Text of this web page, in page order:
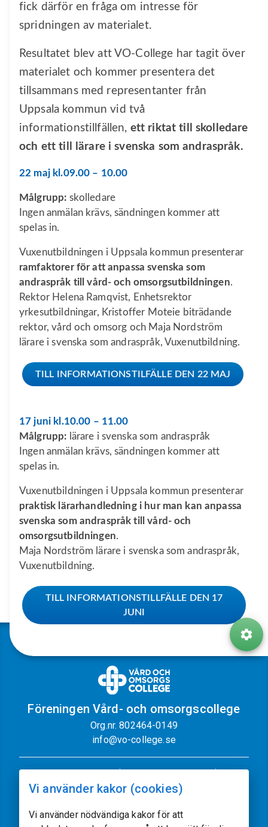
fick därför en fråga om intresse för
spridningen av materialet.
Resultatet blev att VO-College har tagit över
materialet och kommer presentera det
tillsammans med representanter från
Uppsala kommun vid två
informationstillfällen, ett riktat till skolledare
och ett till lärare i svenska som andraspråk.
22 maj kl.09.00 – 10.00
Målgrupp: skolledare
Ingen anmälan krävs, sändningen kommer att
spelas in.
Vuxenutbildningen i Uppsala kommun presenterar
ramfaktorer för att anpassa svenska som
andraspråk till vård- och omsorgsutbildningen.
Rektor Helena Ramqvist, Enhetsrektor
yrkesutbildningar, Kristoffer Moteie biträdande
rektor, vård och omsorg och Maja Nordström
lärare i svenska som andraspråk, Vuxenutbildning.
TILL INFORMATIONSTILFÄLLE DEN 22 MAJ
17 juni kl.10.00 – 11.00
Målgrupp: lärare i svenska som andraspråk
Ingen anmälan krävs, sändningen kommer att
spelas in.
Vuxenutbildningen i Uppsala kommun presenterar
praktisk lärarhandledning i hur man kan anpassa
svenska som andraspråk till vård- och
omsorgsutbildningen.
Maja Nordström lärare i svenska som andraspråk,
Vuxenutbildning.
TILL INFORMATIONSTILLFÄLLE DEN 17
JUNI
Föreningen Vård- och omsorgscollege
Org.nr. 802464-0149
info@vo-college.se
Sajtkarta
Vi använder kakor (cookies)
Vi använder nödvändiga kakor för att